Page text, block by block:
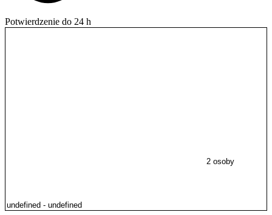
Potwierdzenie do 24 h
2 osoby